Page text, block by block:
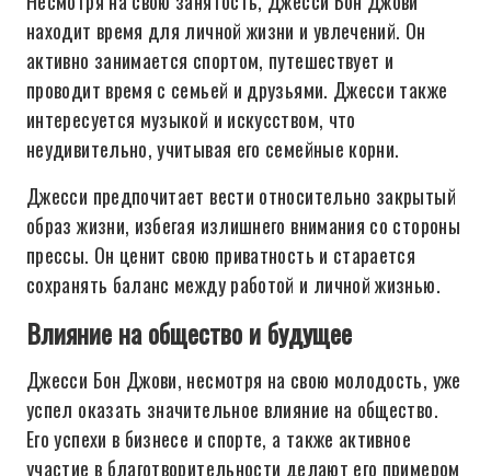
находит время для личной жизни и увлечений. Он
активно занимается спортом, путешествует и
проводит время с семьей и друзьями. Джесси также
интересуется музыкой и искусством, что
неудивительно, учитывая его семейные корни.
Джесси предпочитает вести относительно закрытый
образ жизни, избегая излишнего внимания со стороны
прессы. Он ценит свою приватность и старается
сохранять баланс между работой и личной жизнью.
Влияние на общество и будущее
Джесси Бон Джови, несмотря на свою молодость, уже
успел оказать значительное влияние на общество.
Его успехи в бизнесе и спорте, а также активное
участие в благотворительности делают его примером